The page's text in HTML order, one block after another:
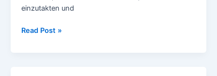
einzutakten und
Termine
Read Post »